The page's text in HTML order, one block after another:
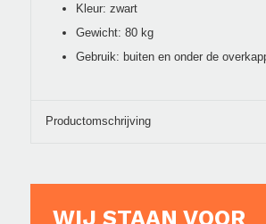
Kleur: zwart
Gewicht: 80 kg
Gebruik: buiten en onder de
Productomschrijving
WIJ STAAN VOOR